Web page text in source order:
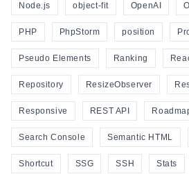
Node.js object-fit OpenAI
PHP PhpStorm position
Pseudo Elements Ranking
Repository ResizeObserver
Responsive REST API
Search Console Semantic HTML
Shortcut SSG SSH Stats